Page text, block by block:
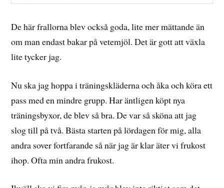
De här frallorna blev också goda, lite mer mättande än
om man endast bakar på vetemjöl. Det är gott att växla
lite tycker jag.
Nu ska jag hoppa i träningskläderna och åka och köra ett
pass med en mindre grupp. Har äntligen köpt nya
träningsbyxor, de blev så bra. De var så sköna att jag
slog till på två. Bästa starten på lördagen för mig, alla
andra sover fortfarande så när jag är klar äter vi frukost
ihop. Ofta min andra frukost.